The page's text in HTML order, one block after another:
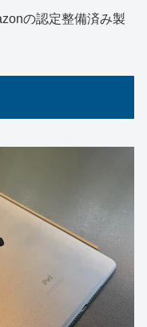
の認定整備済み製